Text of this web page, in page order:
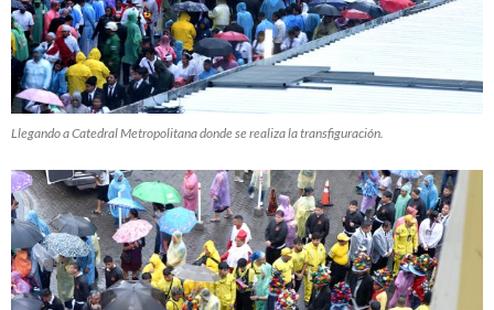
Llegando a Catedral Metropolitana donde se realiza la transfiguración.